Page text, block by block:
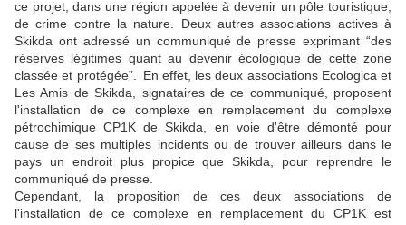
ce projet, dans une région appelée à devenir un pôle touristique,
de crime contre la nature. Deux autres associations actives à
Skikda ont adressé un communiqué de presse exprimant “des
réserves légitimes quant au devenir écologique de cette zone
classée et protégée”. En effet, les deux associations Ecologica et
Les Amis de Skikda, signataires de ce communiqué, proposent
l'installation de ce complexe en remplacement du complexe
pétrochimique CP1K de Skikda, en voie d'être démonté pour
cause de ses multiples incidents ou de trouver ailleurs dans le
pays un endroit plus propice que Skikda, pour reprendre le
communiqué de presse.
Cependant, la proposition de ces deux associations de
l'installation de ce complexe en remplacement du CP1K est